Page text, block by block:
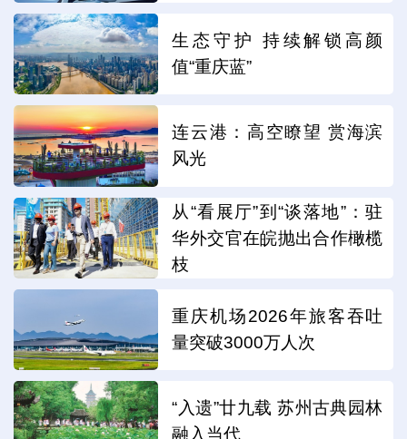
生态守护 持续解锁高颜
值“重庆蓝”
连云港：高空瞭望 赏海滨
风光
从“看展厅”到“谈落地”：驻
华外交官在皖抛出合作橄榄
枝
重庆机场2026年旅客吞吐
量突破3000万人次
“入遗”廿九载 苏州古典园林
融入当代